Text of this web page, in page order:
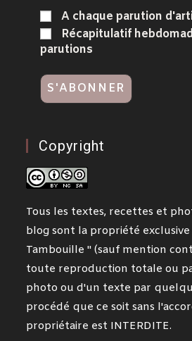
A chaque parution
Récapitulatif
parutions
Copyright
Tous les textes, recettes et
blog sont la propriété
Tambouille " (sauf mention
toute reproduction totale ou
photo ou d'un texte par
procédé que ce soit sans
propriétaire est INTERDITE.